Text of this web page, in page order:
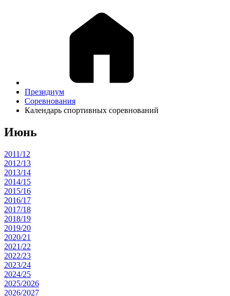
Президиум
Соревнования
Календарь спортивных соревнований
Июнь
2011/12
2012/13
2013/14
2014/15
2015/16
2016/17
2017/18
2018/19
2019/20
2020/21
2021/22
2022/23
2023/24
2024/25
2025/2026
2026/2027